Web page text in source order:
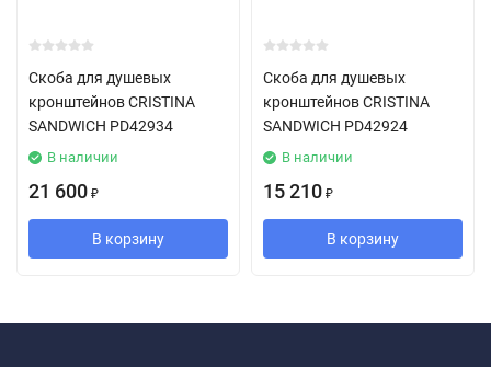
Скоба для душевых
кронштейнов CRISTINA
SANDWICH PD42934
В наличии
21 600 ₽
В корзину
Скоба для душевых
кронштейнов CRISTINA
SANDWICH PD42924
В наличии
15 210 ₽
В корзину